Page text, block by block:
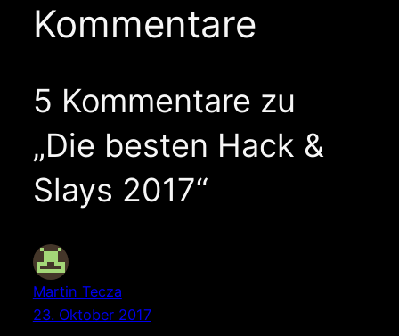
Kommentare
5 Kommentare zu
„Die besten Hack &
Slays 2017“
Martin Tecza
23. Oktober 2017